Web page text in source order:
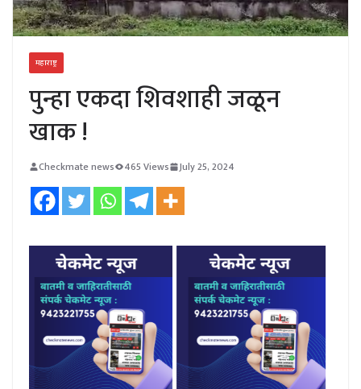
महाराष्ट्र
पुन्हा एकदा शिवशाही जळून
खाक !
Checkmate news 465 Views July 25, 2024